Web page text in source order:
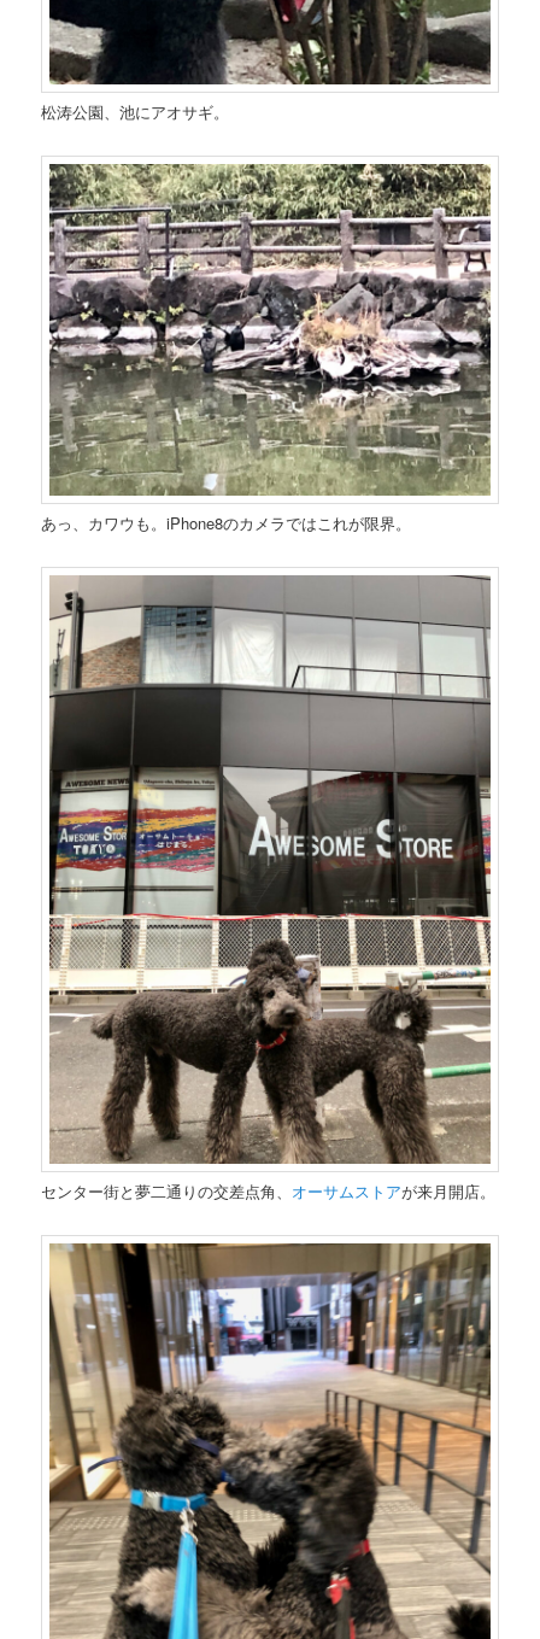
松涛公園、池にアオサギ。
あっ、カワウも。iPhone8のカメラではこれが限界。
センター街と夢二通りの交差点角、 オーサムストアが来月開店。